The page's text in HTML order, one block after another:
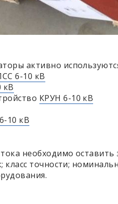
активно
6-10 кВ
кВ
КРУН 6-10 кВ
10 кВ
необходимо
точности;